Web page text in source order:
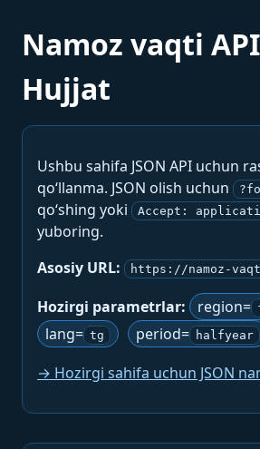
Namoz vaqti
Hujjat
Ushbu sahifa JSON API uchun
qo‘llanma. JSON olish uchun
qo‘shing yoki Accept:
yuboring.
Asosiy URL:
https://namoz-
Hozirgi parametrlar: region=
lang= tg period= halfyear
→ Hozirgi sahifa uchun JSON